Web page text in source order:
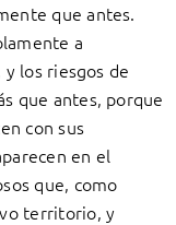
que antes.
a
los riesgos de
que antes, porque
con sus
en el
que, como
territorio, y